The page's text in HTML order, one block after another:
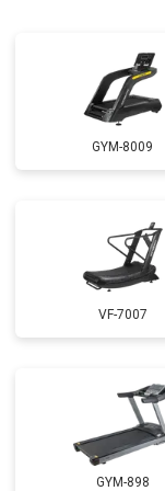
GYM-8009
VF-7007
GYM-898